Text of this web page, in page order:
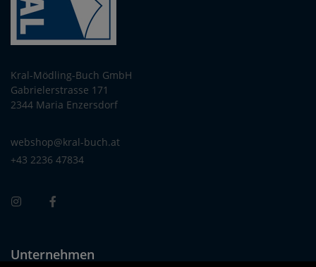
Kral-Mödling-Buch GmbH
Gabrielerstrasse 171
2344 Maria Enzersdorf
webshop@kral-buch.at
+43 2236 47834
Unternehmen